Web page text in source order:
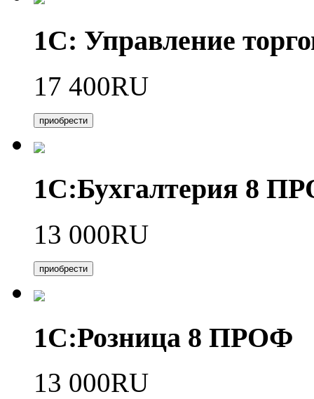
1С: Управление
17 400RU
приобрести
1С:Бухгалтерия 8
13 000RU
приобрести
1С:Розница 8 ПРОФ
13 000RU